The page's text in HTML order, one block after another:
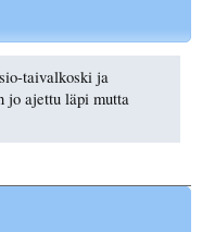
taivalkoski ja
jo ajettu läpi mutta